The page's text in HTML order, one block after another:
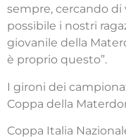
sempre, cercando di
possibile i nostri
giovanile della
è proprio questo”.
I gironi dei
Coppa della
Coppa Italia